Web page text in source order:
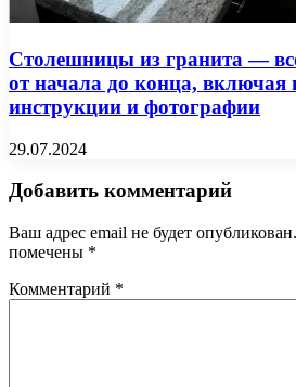
Столешницы из гранита —
от начала до конца, включая
инструкции и фотографии
29.07.2024
Добавить комментарий
Ваш адрес email не будет опубликован.
помечены *
Комментарий *